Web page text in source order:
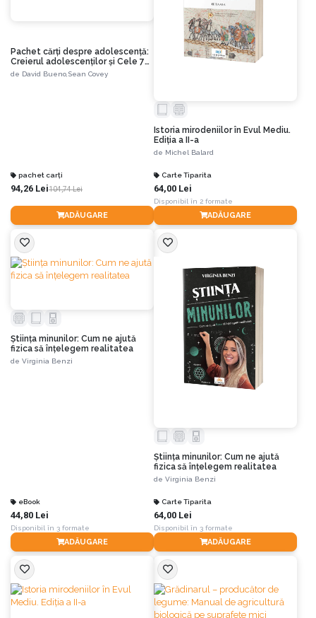
Pachet cărți despre adolescență:
Creierul adolescenților și Cele 7
obișnuințe ale
adolescenților extraordinar de
de David Bueno, Sean Covey
pachet carți
94,26 Lei104,74 Lei
ADĂUGARE
Istoria mirodeniilor în Evul Mediu.
Ediția a II-a
de Michel Balard
Carte Tiparita
64,00 Lei
Disponibil în 2 formate
ADĂUGARE
Știința minunilor: Cum ne ajută
fizica să înțelegem realitatea
de Virginia Benzi
eBook
44,80 Lei
Disponibil în 3 formate
ADĂUGARE
Știința minunilor: Cum ne ajută
fizica să înțelegem realitatea
de Virginia Benzi
Carte Tiparita
64,00 Lei
Disponibil în 3 formate
ADĂUGARE